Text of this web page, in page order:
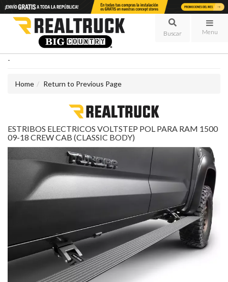
Menu
-
Home Return to Previous Page
ESTRIBOS ELECTRICOS VOLTSTEP POL PARA RAM 1500
09-18 CREW CAB (CLASSIC BODY)